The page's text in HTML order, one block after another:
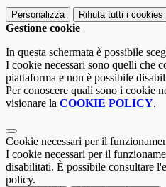
Personalizza Rifiuta tutti i cookies
Gestione cookie
In questa schermata è possibile
I cookie necessari sono quelli che
piattaforma e non è possibile
Per conoscere quali sono i cookie
visionare la COOKIE POLICY.
Cookie necessari per il
I cookie necessari per il
disabilitati. È possibile consultare
policy.